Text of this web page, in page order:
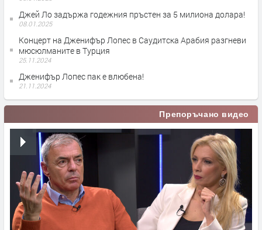
Джей Ло задържа годежния пръстен за 5 милиона долара!
08.01.2025
Концерт на Дженифър Лопес в Саудитска Арабия разгневи
мюсюлманите в Турция
25.11.2024
Дженифър Лопес пак е влюбена!
21.11.2024
Препоръчано видео